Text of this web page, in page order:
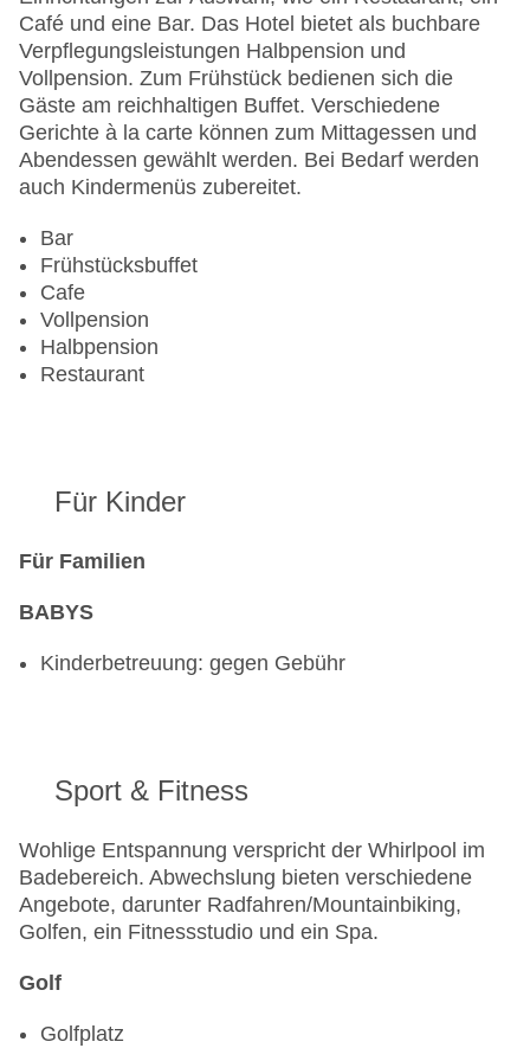
Landeskategorie: 4 Sterne
Café und eine Bar. Das Hotel bietet als buchbare
Verpflegungsleistungen Halbpension und
Vollpension. Zum Frühstück bedienen sich die
Gäste am reichhaltigen Buffet. Verschiedene
Gerichte à la carte können zum Mittagessen und
Abendessen gewählt werden. Bei Bedarf werden
auch Kindermenüs zubereitet.
Bar
Frühstücksbuffet
Cafe
Vollpension
Halbpension
Restaurant
Für Kinder
Für Familien
BABYS
Kinderbetreuung: gegen Gebühr
Sport & Fitness
Wohlige Entspannung verspricht der Whirlpool im
Badebereich. Abwechslung bieten verschiedene
Angebote, darunter Radfahren/Mountainbiking,
Golfen, ein Fitnessstudio und ein Spa.
Golf
Golfplatz